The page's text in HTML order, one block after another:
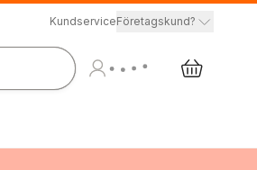
KundserviceFöretagskund?